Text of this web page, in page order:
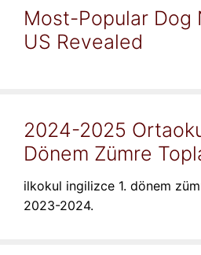
Most-Popular Dog
US Revealed
2024-2025
Dönem Zümre
ilkokul ingilizce 1. dönem
2023-2024.